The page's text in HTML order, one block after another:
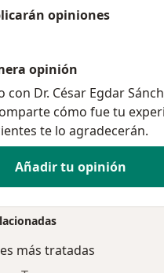
opiniones
opinión
con Dr. César Egdar
cómo fue tu
te lo agradecerán.
Añadir tu opinión
más tratadas